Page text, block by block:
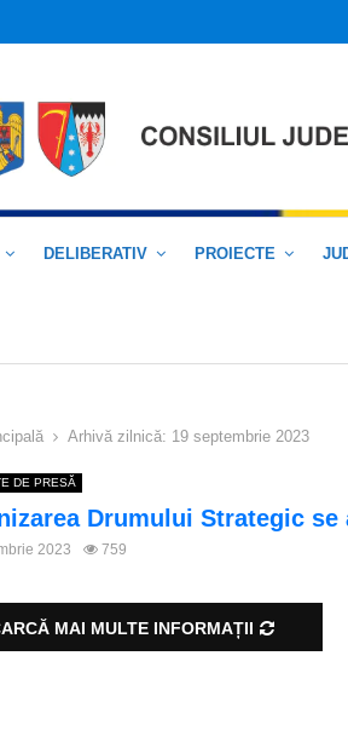
DELIBERATIV PROIECTE
Arhivă zilnică: 19 septembrie 2023
DE PRESĂ
Drumului Strategic se
2023 759
MAI MULTE INFORMAȚII